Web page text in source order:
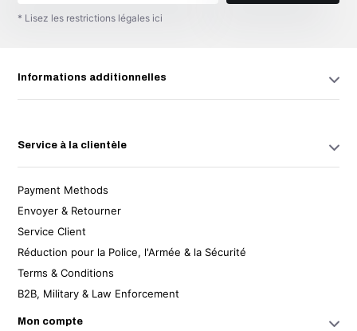
* Lisez les restrictions légales ici
Informations additionnelles
Service à la clientèle
Payment Methods
Envoyer & Retourner
Service Client
Réduction pour la Police, l'Armée & la Sécurité
Terms & Conditions
B2B, Military & Law Enforcement
Mon compte